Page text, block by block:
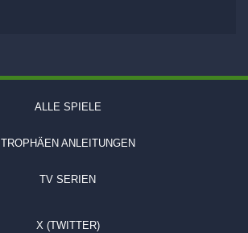
ALLE SPIELE
TROPHÄEN ANLEITUNGEN
TV SERIEN
X (TWITTER)